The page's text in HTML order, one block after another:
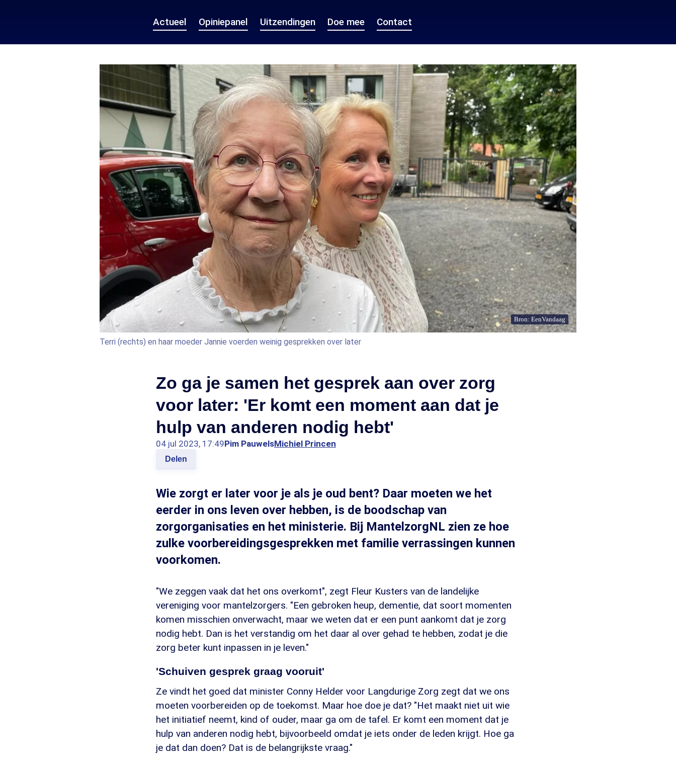
Actueel Opiniepanel Uitzendingen Doe mee Contact
Bron: EenVandaag
Terri (rechts) en haar moeder Jannie voerden weinig gesprekken over later
Zo ga je samen het gesprek aan over zorg
voor later: 'Er komt een moment aan dat je
hulp van anderen nodig hebt'
04 jul 2023, 17:49Pim PauwelsMichiel Princen
Delen
Wie zorgt er later voor je als je oud bent? Daar moeten we het
eerder in ons leven over hebben, is de boodschap van
zorgorganisaties en het ministerie. Bij MantelzorgNL zien ze hoe
zulke voorbereidingsgesprekken met familie verrassingen kunnen
voorkomen.
"We zeggen vaak dat het ons overkomt", zegt Fleur Kusters van de landelijke
vereniging voor mantelzorgers. "Een gebroken heup, dementie, dat soort momenten
komen misschien onverwacht, maar we weten dat er een punt aankomt dat je zorg
nodig hebt. Dan is het verstandig om het daar al over gehad te hebben, zodat je die
zorg beter kunt inpassen in je leven."
'Schuiven gesprek graag vooruit'
Ze vindt het goed dat minister Conny Helder voor Langdurige Zorg zegt dat we ons
moeten voorbereiden op de toekomst. Maar hoe doe je dat? "Het maakt niet uit wie
het initiatief neemt, kind of ouder, maar ga om de tafel. Er komt een moment dat je
hulp van anderen nodig hebt, bijvoorbeeld omdat je iets onder de leden krijgt. Hoe ga
je dat dan doen? Dat is de belangrijkste vraag."